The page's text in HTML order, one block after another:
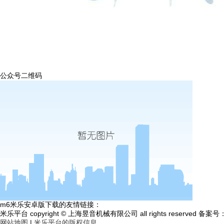
公众号二维码
m6米乐安卓版下载的友情链接：
米乐平台 copyright © 上海昱音机械有限公司 all rights reserved 备案号